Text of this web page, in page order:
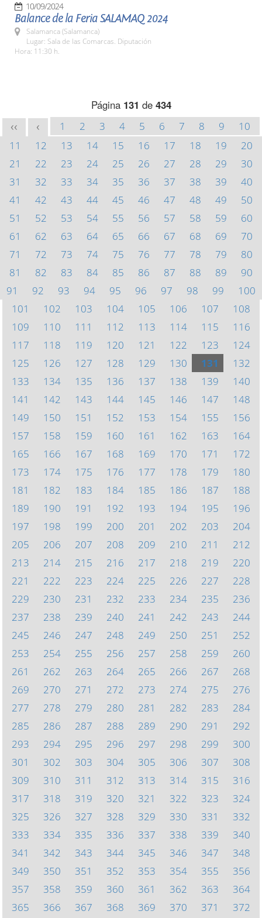
10/09/2024
Balance de la Feria SALAMAQ 2024
Salamanca (Salamanca)
Lugar: Sala de las Comarcas. Diputación
Hora: 11:30 h.
Página 131 de 434
<< < 1 2 3 4 5 6 7 8 9
10
11
12 13 14 15 16 17 18 19
20
21
22 23 24 25 26 27 28 29
30
31
32 33 34 35 36 37 38 39
40
41
42 43 44 45 46 47 48 49
50
51
52 53 54 55 56 57 58 59
60
61
62 63 64 65 66 67 68 69
70
71
72 73 74 75 76 77 78 79
80
81
82 83 84 85 86 87 88 89
90
91
92 93 94 95 96 97 98 99
100
101
102 103 104 105 106 107
108
109
110 111 112 113 114 115
116
117
118 119 120 121 122 123
124
125
126 127 128 129 130 131
132
133
134 135 136 137 138 139
140
141
142 143 144 145 146 147
148
149
150 151 152 153 154 155
156
157
158 159 160 161 162 163
164
165
166 167 168 169 170 171
172
173
174 175 176 177 178 179
180
181
182 183 184 185 186 187
188
189
190 191 192 193 194 195
196
197
198 199 200 201 202 203
204
205
206 207 208 209 210 211
212
213
214 215 216 217 218 219
220
221
222 223 224 225 226 227
228
229
230 231 232 233 234 235
236
237
238 239 240 241 242 243
244
245
246 247 248 249 250 251
252
253
254 255 256 257 258 259
260
261
262 263 264 265 266 267
268
269
270 271 272 273 274 275
276
277
278 279 280 281 282 283
284
285
286 287 288 289 290 291
292
293
294 295 296 297 298 299
300
301
302 303 304 305 306 307
308
309
310 311 312 313 314 315
316
317
318 319 320 321 322 323
324
325
326 327 328 329 330 331
332
333
334 335 336 337 338 339
340
341
342 343 344 345 346 347
348
349
350 351 352 353 354 355
356
357
358 359 360 361 362 363
364
365
366 367 368 369 370 371 372